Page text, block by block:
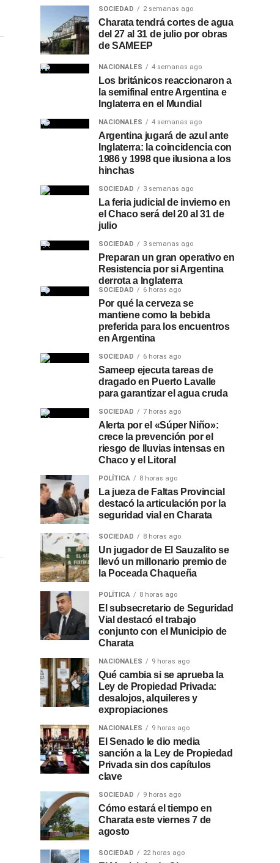
SOCIEDAD 2 semanas ago
Charata tendrá cortes de agua
del 27 al 31 de julio por obras
de SAMEEP
NACIONALES 4 semanas ago
Los británicos reaccionaron a
la semifinal entre Argentina e
Inglaterra en el Mundial
NACIONALES 4 semanas ago
Argentina jugará de azul ante
Inglaterra: la coincidencia con
1986 y 1998 que ilusiona a los
hinchas
SOCIEDAD 3 semanas ago
La feria judicial de invierno en
el Chaco será del 20 al 31 de
julio
SOCIEDAD 3 semanas ago
Preparan un gran operativo en
Resistencia por si Argentina
derrota a Inglaterra
SOCIEDAD 6 horas ago
Por qué la cerveza se
mantiene como la bebida
preferida para los encuentros
en Argentina
SOCIEDAD 6 horas ago
Sameep ejecuta tareas de
dragado en Puerto Lavalle
para garantizar el agua cruda
SOCIEDAD 7 horas ago
Alerta por el «Súper Niño»:
crece la prevención por el
riesgo de lluvias intensas en
Chaco y el Litoral
POLÍTICA 8 horas ago
La jueza de Faltas Provincial
destacó la articulación por la
seguridad vial en Charata
SOCIEDAD 8 horas ago
Un jugador de El Sauzalito se
llevó un millonario premio de
la Poceada Chaqueña
POLÍTICA 8 horas ago
El subsecretario de Seguridad
Vial destacó el trabajo
conjunto con el Municipio de
Charata
NACIONALES 9 horas ago
Qué cambia si se aprueba la
Ley de Propiedad Privada:
desalojos, alquileres y
expropiaciones
NACIONALES 9 horas ago
El Senado le dio media
sanción a la Ley de Propiedad
Privada sin dos capítulos
clave
SOCIEDAD 9 horas ago
Cómo estará el tiempo en
Charata este viernes 7 de
agosto
SOCIEDAD 22 horas ago